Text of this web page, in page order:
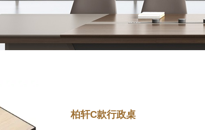
柏轩C款行政桌